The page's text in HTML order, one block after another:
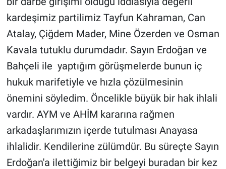
kardeşimiz partilimiz Tayfun Kahraman, Can
Atalay, Çiğdem Mader, Mine Özerden ve Osman
Kavala tutuklu durumdadır. Sayın Erdoğan ve
Bahçeli ile yaptığım görüşmelerde bunun iç
hukuk marifetiyle ve hızla çözülmesinin
önemini söyledim. Öncelikle büyük bir hak ihlali
vardır. AYM ve AHİM kararına rağmen
arkadaşlarımızın içerde tutulması Anayasa
ihlalidir. Kendilerine zülümdür. Bu süreçte Sayın
Erdoğan'a ilettiğimiz bir belgeyi buradan bir kez